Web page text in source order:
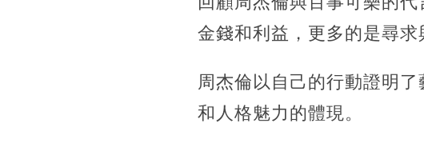
金錢和利益，更多的是尋求
周杰倫以自己的行動證明
和人格魅力的體現。